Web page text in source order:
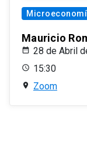
Mauricio
28 de Abril
15:30
Zoom